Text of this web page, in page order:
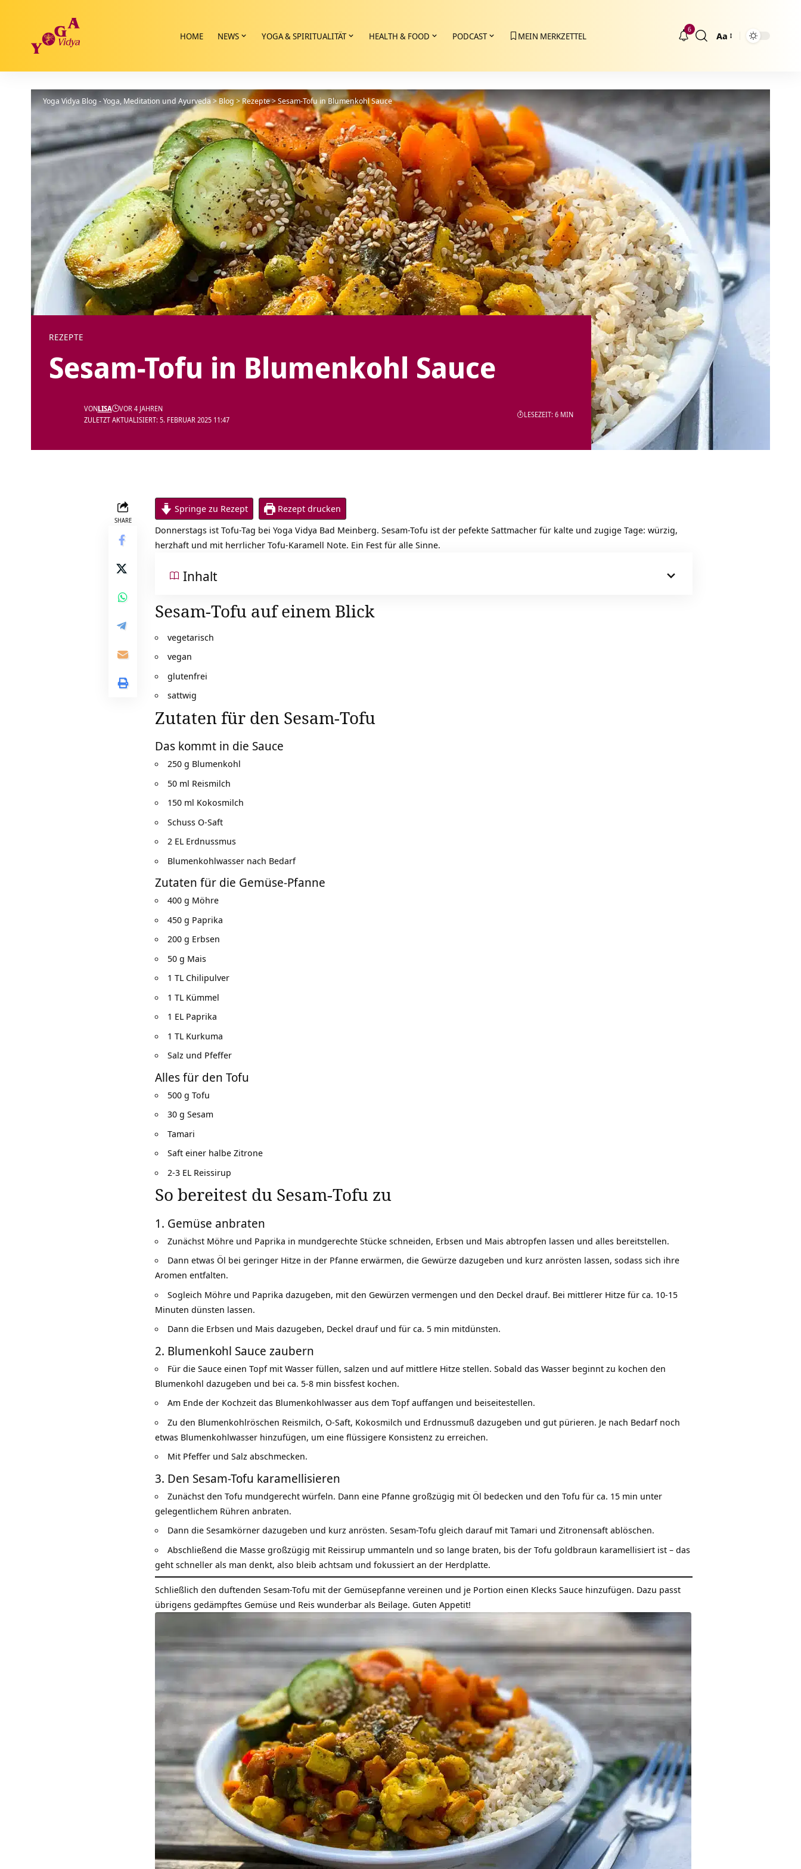
HOME NEWS YOGA & SPIRITUALITÄT HEALTH & FOOD PODCAST MEIN MERKZETTEL
6
Größenänderung
Aa
Yoga Vidya Blog - Yoga, Meditation und Ayurveda>Blog>Rezepte>Sesam-Tofu in Blumenkohl Sauce
REZEPTE
Sesam-Tofu in Blumenkohl Sauce
ZULETZT AKTUALISIERT: 5. FEBRUAR 2025 11:47
VONLISA VOR 4 JAHREN
LESEZEIT: 6 MIN
SHARE
Springe zu Rezept
Rezept drucken
Donnerstags ist Tofu-Tag bei Yoga Vidya Bad Meinberg. Sesam-Tofu ist der pefekte Sattmacher für kalte und zugige Tage: würzig,
herzhaft und mit herrlicher Tofu-Karamell Note. Ein Fest für alle Sinne.
Inhalt
Sesam-Tofu auf einem Blick
vegetarisch
vegan
glutenfrei
sattwig
Zutaten für den Sesam-Tofu
Das kommt in die Sauce
250 g Blumenkohl
50 ml Reismilch
150 ml Kokosmilch
Schuss O-Saft
2 EL Erdnussmus
Blumenkohlwasser nach Bedarf
Zutaten für die Gemüse-Pfanne
400 g Möhre
450 g Paprika
200 g Erbsen
50 g Mais
1 TL Chilipulver
1 TL Kümmel
1 EL Paprika
1 TL Kurkuma
Salz und Pfeffer
Alles für den Tofu
500 g Tofu
30 g Sesam
Tamari
Saft einer halbe Zitrone
2-3 EL Reissirup
So bereitest du Sesam-Tofu zu
1. Gemüse anbraten
Zunächst Möhre und Paprika in mundgerechte Stücke schneiden, Erbsen und Mais abtropfen lassen und alles bereitstellen.
Dann etwas Öl bei geringer Hitze in der Pfanne erwärmen, die Gewürze dazugeben und kurz anrösten lassen, sodass sich ihre
Aromen entfalten.
Sogleich Möhre und Paprika dazugeben, mit den Gewürzen vermengen und den Deckel drauf. Bei mittlerer Hitze für ca. 10-15
Minuten dünsten lassen.
Dann die Erbsen und Mais dazugeben, Deckel drauf und für ca. 5 min mitdünsten.
2. Blumenkohl Sauce zaubern
Für die Sauce einen Topf mit Wasser füllen, salzen und auf mittlere Hitze stellen. Sobald das Wasser beginnt zu kochen den
Blumenkohl dazugeben und bei ca. 5-8 min bissfest kochen.
Am Ende der Kochzeit das Blumenkohlwasser aus dem Topf auffangen und beiseitestellen.
Zu den Blumenkohlröschen Reismilch, O-Saft, Kokosmilch und Erdnussmuß dazugeben und gut pürieren. Je nach Bedarf noch
etwas Blumenkohlwasser hinzufügen, um eine flüssigere Konsistenz zu erreichen.
Mit Pfeffer und Salz abschmecken.
3. Den Sesam-Tofu karamellisieren
Zunächst den Tofu mundgerecht würfeln. Dann eine Pfanne großzügig mit Öl bedecken und den Tofu für ca. 15 min unter
gelegentlichem Rühren anbraten.
Dann die Sesamkörner dazugeben und kurz anrösten. Sesam-Tofu gleich darauf mit Tamari und Zitronensaft ablöschen.
Abschließend die Masse großzügig mit Reissirup ummanteln und so lange braten, bis der Tofu goldbraun karamellisiert ist – das
geht schneller als man denkt, also bleib achtsam und fokussiert an der Herdplatte.
Schließlich den duftenden Sesam-Tofu mit der Gemüsepfanne vereinen und je Portion einen Klecks Sauce hinzufügen. Dazu passt
übrigens gedämpftes Gemüse und Reis wunderbar als Beilage. Guten Appetit!